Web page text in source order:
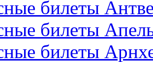
билеты
билеты
билеты